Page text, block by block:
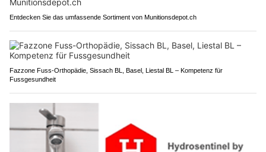
Entdecken Sie das umfassende Sortiment von Munitionsdepot.ch
Fazzone Fuss-Orthopädie, Sissach BL, Basel, Liestal BL – Kompetenz für
Fussgesundheit